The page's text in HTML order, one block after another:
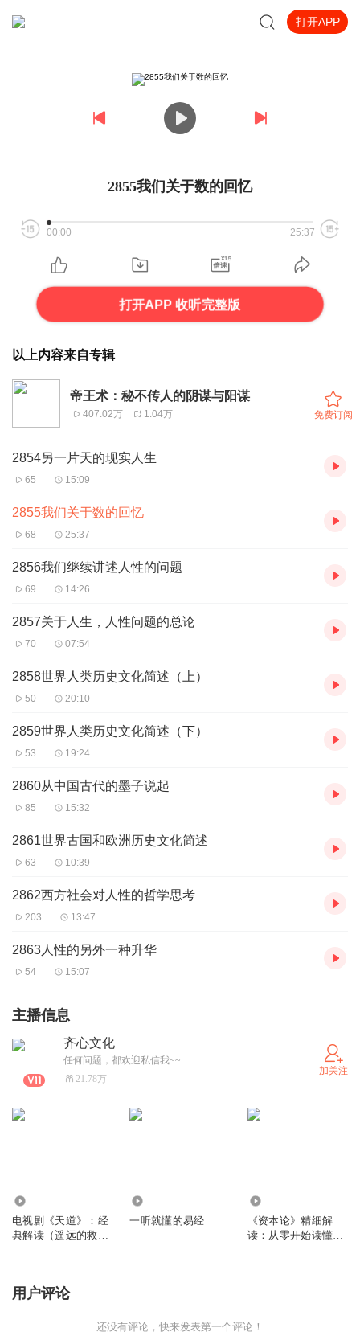
打开APP
2855我们关于数的回忆
00:00 25:37
打开APP 收听完整版
以上内容来自专辑
帝王术：秘不传人的阴谋与阳谋
407.02万 1.04万 免费订阅
2854另一片天的现实人生
65 15:09
2855我们关于数的回忆
68 25:37
2856我们继续讲述人性的问题
69 14:26
2857关于人生，人性问题的总论
70 07:54
2858世界人类历史文化简述（上）
50 20:10
2859世界人类历史文化简述（下）
53 19:24
2860从中国古代的墨子说起
85 15:32
2861世界古国和欧洲历史文化简述
63 10:39
2862西方社会对人性的哲学思考
203 13:47
2863人性的另外一种升华
54 15:07
主播信息
齐心文化
任何问题，都欢迎私信我~~
21.78万
加关注
电视剧《天道》：经
典解读（遥远的救世
一听就懂的易经
《资本论》精细解
读：从零开始读懂经
用户评论
还没有评论，快来发表第一个评论！